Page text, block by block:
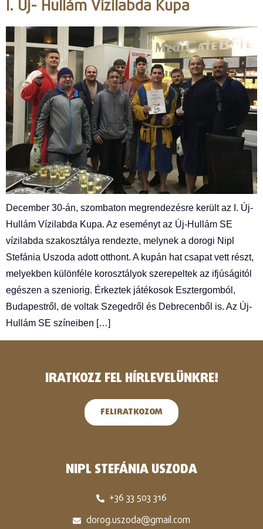
I. Új- Hullám Vízilabda Kupa
December 30-án, szombaton megrendezésre került az I. Új-
Hullám Vízilabda Kupa. Az eseményt az Új-Hullám SE
vízilabda szakosztálya rendezte, melynek a dorogi Nipl
Stefánia Uszoda adott otthont. A kupán hat csapat vett részt,
melyekben különféle korosztályok szerepeltek az ifjúságitól
egészen a szeniorig. Érkeztek játékosok Esztergomból,
Budapestről, de voltak Szegedről és Debrecenből is. Az Új-
Hullám SE színeiben […]
IRATKOZZ FEL HÍRLEVELÜNKRE!
FELIRATKOZOM
NIPL STEFÁNIA USZODA
+36 33 503 316
dorog.uszoda@gmail.com